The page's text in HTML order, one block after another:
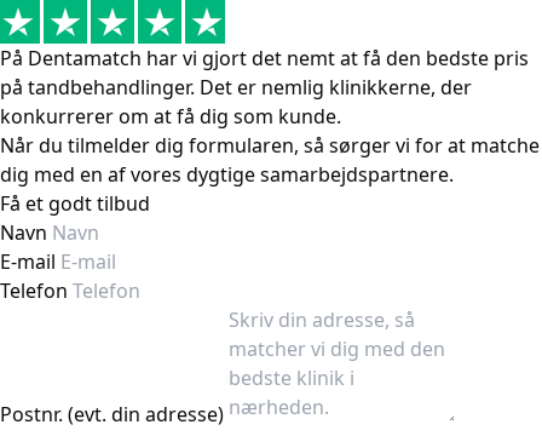
På Dentamatch har vi gjort det nemt at få den bedste pris
på tandbehandlinger. Det er nemlig klinikkerne, der
konkurrerer om at få dig som kunde.
Når du tilmelder dig formularen, så sørger vi for at matche
dig med en af vores dygtige samarbejdspartnere.
Få et godt tilbud
Navn
E-mail
Telefon
Postnr. (evt. din adresse)